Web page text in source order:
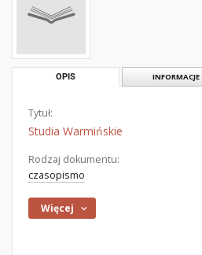
OPIS INFORMACJE
Tytuł:
Studia Warmińskie
Rodzaj dokumentu:
czasopismo
Więcej